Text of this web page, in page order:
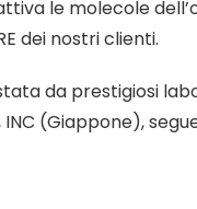
le molecole
dei nostri clienti.
da prestigiosi
INC (Giappone),